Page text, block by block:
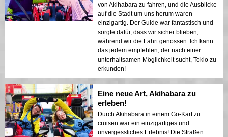
von Akihabara zu fahren, und die Ausblicke
auf die Stadt um uns herum waren
einzigartig. Der Guide war fantastisch und
sorgte dafür, dass wir sicher blieben,
während wir die Fahrt genossen. Ich kann
das jedem empfehlen, der nach einer
unterhaltsamen Möglichkeit sucht, Tokio zu
erkunden!
Eine neue Art, Akihabara zu
erleben!
Durch Akihabara in einem Go-Kart zu
cruisen war ein einzigartiges und
unvergessliches Erlebnis! Die Straßen